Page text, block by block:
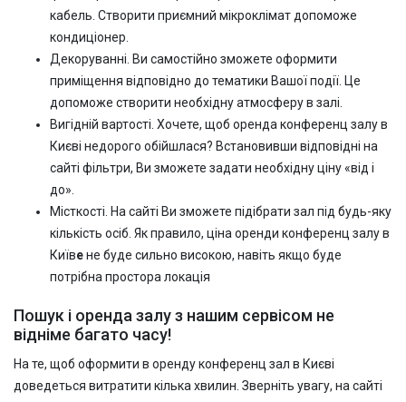
кабель. Створити приємний мікроклімат допоможе
кондиціонер.
Декоруванні. Ви самостійно зможете оформити
приміщення відповідно до тематики Вашої події. Це
допоможе створити необхідну атмосферу в залі.
Вигідній вартості. Хочете, щоб оренда конференц залу в
Києві недорого обійшлася? Встановивши відповідні на
сайті фільтри, Ви зможете задати необхідну ціну «від і
до».
Місткості. На сайті Ви зможете підібрати зал під будь-яку
кількість осіб. Як правило, ціна оренди конференц залу в
Київене буде сильно високою, навіть якщо буде
потрібна простора локація
Пошук і оренда залу з нашим сервісом не
відніме багато часу!
На те, щоб оформити в оренду конференц зал в Києві
доведеться витратити кілька хвилин. Зверніть увагу, на сайті